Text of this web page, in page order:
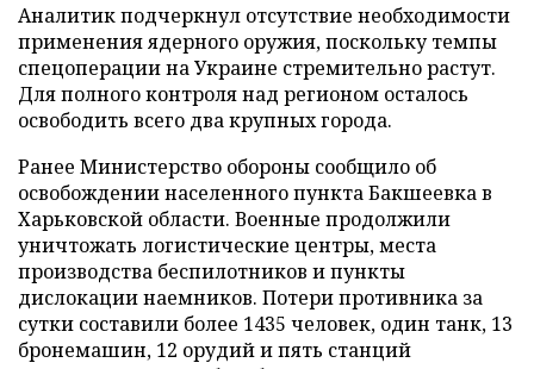
Аналитик подчеркнул отсутствие необходимости
применения ядерного оружия, поскольку темпы
спецоперации на Украине стремительно растут.
Для полного контроля над регионом осталось
освободить всего два крупных города.
Ранее Министерство обороны сообщило об
освобождении населенного пункта Бакшеевка в
Харьковской области. Военные продолжили
уничтожать логистические центры, места
производства беспилотников и пункты
дислокации наемников. Потери противника за
сутки составили более 1435 человек, один танк, 13
бронемашин, 12 орудий и пять станций